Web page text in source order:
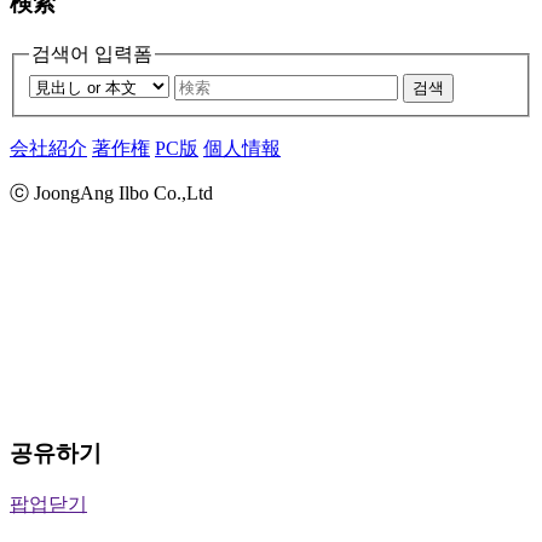
검색어 입력폼
검색
会社紹介 著作権 PC版 個人情報
ⓒ JoongAng Ilbo Co.,Ltd
공유하기
팝업닫기